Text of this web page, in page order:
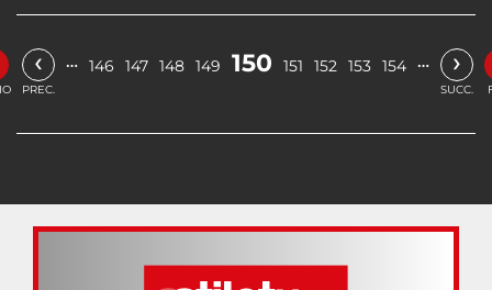
‹
PREC.
… 146 147 148 149 150 151 152 153 154 … ›
SUCC.